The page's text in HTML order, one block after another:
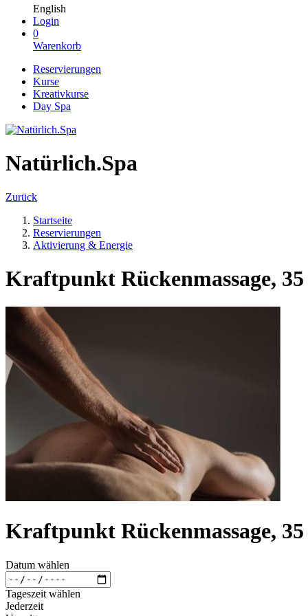
English
Login
0
Warenkorb
Reservierungen
Kurse
Kreativkurse
Day Spa
Natürlich.Spa
Zurück
Startseite
Reservierungen
Aktivierung & Energie
Kraftpunkt Rückenmassage,
Kraftpunkt Rückenmassage,
Datum wählen
Tageszeit wählen
Jederzeit